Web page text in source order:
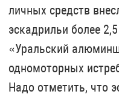
личных средств
эскадрильи более
«Уральский
одномоторных
Надо отметить, что